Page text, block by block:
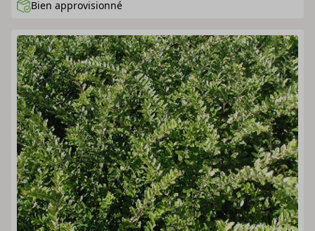
Bien approvisionné